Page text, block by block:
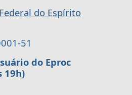
do Espírito
51
do Eproc
19h)